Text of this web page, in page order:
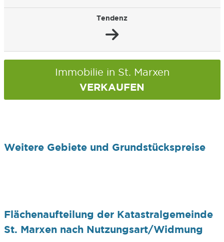
Tendenz
Immobilie in St. Marxen
VERKAUFEN
Weitere Gebiete und Grundstückspreise
Flächenaufteilung der Katastralgemeinde
St. Marxen nach Nutzungsart/Widmung